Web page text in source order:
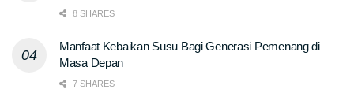
8 SHARES
Manfaat Kebaikan Susu Bagi Generasi Pemenang di
Masa Depan
7 SHARES